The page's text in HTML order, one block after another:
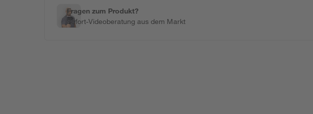
Fragen zum Produkt?
Sofort-Videoberatung aus dem Markt